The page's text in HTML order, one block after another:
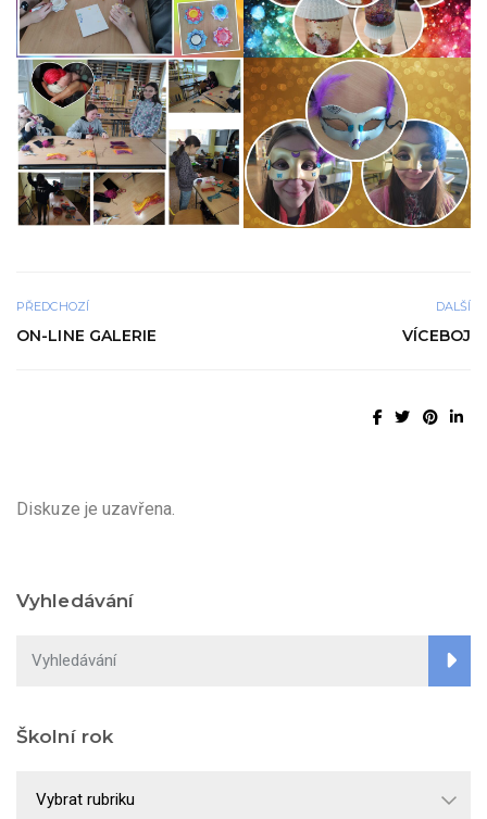
PŘEDCHOZÍ
ON-LINE GALERIE
DALŠÍ
VÍCEBOJ
Diskuze je uzavřena.
Vyhledávání
Školní rok
rok